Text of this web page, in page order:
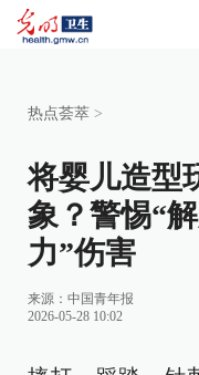
热点荟萃 >
将婴儿造型
象？警惕“
力”伤害
来源： 中国青年报
2026-05-28 10:02